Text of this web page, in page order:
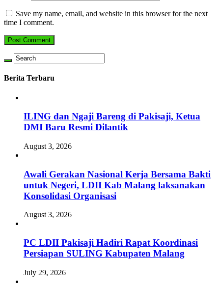
Save my name, email, and website in this browser for the next
time I comment.
Berita Terbaru
ILING dan Ngaji Bareng di Pakisaji, Ketua
DMI Baru Resmi Dilantik
August 3, 2026
Awali Gerakan Nasional Kerja Bersama Bakti
untuk Negeri, LDII Kab Malang laksanakan
Konsolidasi Organisasi
August 3, 2026
PC LDII Pakisaji Hadiri Rapat Koordinasi
Persiapan SULING Kabupaten Malang
July 29, 2026